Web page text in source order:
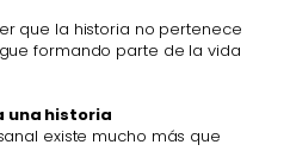
que la historia no pertenece
formando parte de la vida
una historia
existe mucho más que